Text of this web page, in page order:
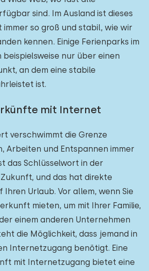
sind. Im Ausland ist dieses
so groß und stabil, wie wir
kennen. Einige Ferienparks im
nur über einen
an dem eine stabile
ist.
mit Internet
verschwimmt die Grenze
Arbeiten und Entspannen immer
das Schlüsselwort in der
und das hat direkte
Urlaub. Vor allem, wenn Sie
mieten, um mit Ihrer Familie,
einem anderen Unternehmen
die Möglichkeit, dass jemand in
Internetzugang benötigt. Eine
mit Internetzugang bietet eine